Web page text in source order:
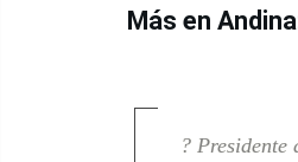
Más en
?